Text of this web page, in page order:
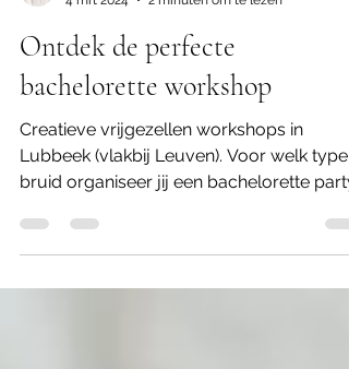
4 mrt 2024
2 minuten om te lezen
Ontdek de perfecte
bachelorette workshop
Creatieve vrijgezellen workshops in
Lubbeek (vlakbij Leuven). Voor welk type
bruid organiseer jij een bachelorette